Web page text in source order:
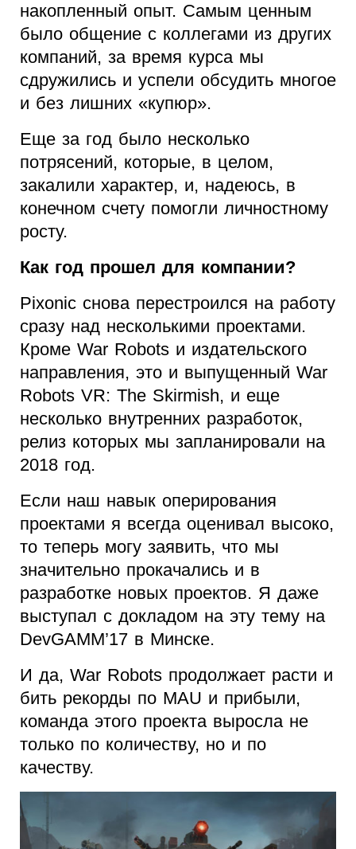
накопленный опыт. Самым ценным
было общение с коллегами из других
компаний, за время курса мы
сдружились и успели обсудить многое
и без лишних «купюр».
Еще за год было несколько
потрясений, которые, в целом,
закалили характер, и, надеюсь, в
конечном счету помогли личностному
росту.
Как год прошел для компании?
Pixonic снова перестроился на работу
сразу над несколькими проектами.
Кроме War Robots и издательского
направления, это и выпущенный War
Robots VR: The Skirmish, и еще
несколько внутренних разработок,
релиз которых мы запланировали на
2018 год.
Если наш навык оперирования
проектами я всегда оценивал высоко,
то теперь могу заявить, что мы
значительно прокачались и в
разработке новых проектов. Я даже
выступал с докладом на эту тему на
DevGAMM’17 в Минске.
И да, War Robots продолжает расти и
бить рекорды по MAU и прибыли,
команда этого проекта выросла не
только по количеству, но и по
качеству.